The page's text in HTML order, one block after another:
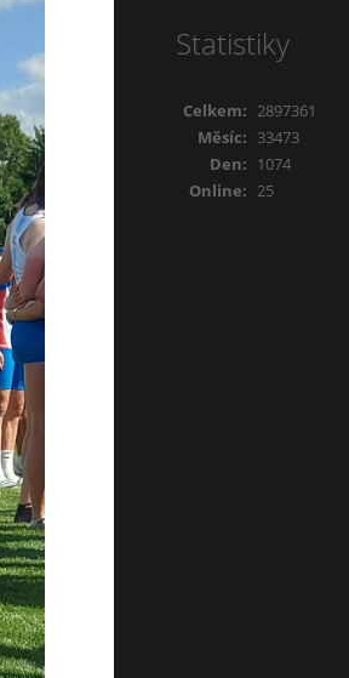
Statistiky
Online: 25
Celkem: 2897361
Měsíc: 33473
Den: 1074